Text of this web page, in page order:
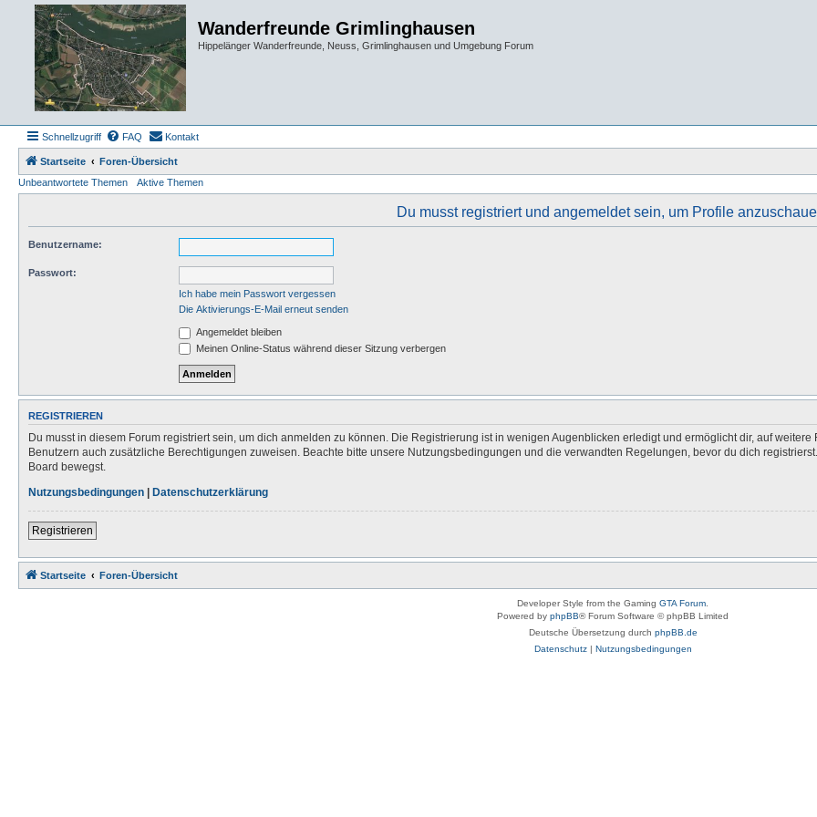
Wanderfreunde Grimlinghausen
Hippelänger Wanderfreunde, Neuss, Grimlinghausen und Umgebung Forum
Schnellzugriff FAQ Kontakt
Startseite
Foren-Übersicht
Unbeantwortete Themen
Aktive Themen
Du musst registriert und angemeldet sein, um Profile
Benutzername:
Passwort:
Ich habe mein Passwort vergessen
Die Aktivierungs-E-Mail erneut senden
Angemeldet bleiben
Meinen Online-Status während dieser Sitzung verbergen
REGISTRIEREN
Du musst in diesem Forum registriert sein, um dich anmelden zu können. Die Registrierung ist in wenigen Augenblicken erledigt und ermöglicht dir, auf
Benutzern auch zusätzliche Berechtigungen zuweisen. Beachte bitte unsere Nutzungsbedingungen und die verwandten Regelungen, bevor du dich
Board bewegst.
Nutzungsbedingungen | Datenschutzerklärung
Registrieren
Startseite Foren-Übersicht
Developer Style from the Gaming GTA Forum
Powered by phpBB® Forum Software © phpBB Limited
Deutsche Übersetzung durch phpBB.de
Datenschutz| Nutzungsbedingungen